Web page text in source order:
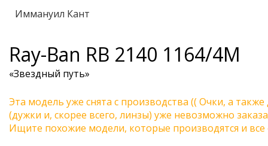
Иммануил Кант
Ray-Ban RB 2140 1164/4M
«Звездный путь»
Эта модель уже снята с производства (( Очки, а
(дужки и, скорее всего, линзы) уже невозможно
Ищите похожие модели, которые производятся и